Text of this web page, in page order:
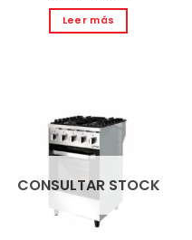
Leer más
CONSULTAR STOCK